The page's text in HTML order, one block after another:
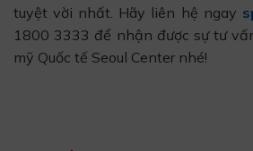
tuyệt vời nhất. Hãy liên hệ ngay
1800 3333 để nhận được sự tư
mỹ Quốc tế Seoul Center nhé!